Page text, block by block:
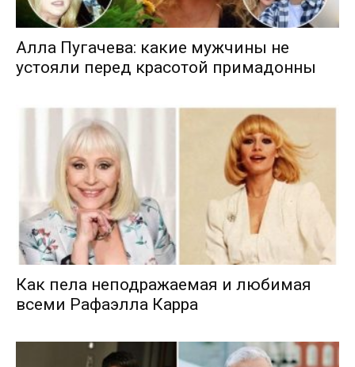
Алла Пугачева: какие мужчины не
устояли перед красотой примадонны
Как пела неподражаемая и любимая
всеми Рафаэлла Карра